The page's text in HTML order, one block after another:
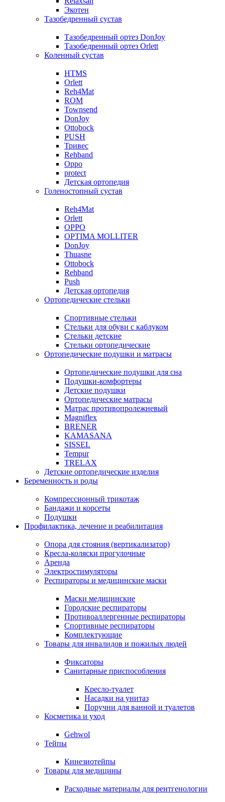
Экотен
Тазобедренный сустав
Тазобедренный ортез DonJoy
Тазобедренный ортез Orlett
Коленный сустав
HTMS
Orlett
Reh4Mat
ROM
Townsend
DonJoy
Ottobock
PUSH
Тривес
Rehband
Oppo
protect
Детская ортопедия
Голеностопный сустав
Reh4Mat
Orlett
OPPO
OPTIMA MOLLITER
DonJoy
Thuasne
Ottobock
Rehband
Push
Детская ортопедия
Ортопедические стельки
Спортивные стельки
Стельки для обуви с каблуком
Стельки детские
Стельки ортопедические
Ортопедические подушки и матрасы
Ортопедические подушки для сна
Подушки-комфортеры
Детские подушки
Ортопедические матрасы
Матрас противопролежневый
Magniflex
BRENER
KAMASANA
SISSEL
Tempur
TRELAX
Детские ортопедические изделия
Беременность и роды
Компрессионный трикотаж
Бандажи и корсеты
Подушки
Профилактика, лечение и реабилитация
Опора для стояния (вертикализатор)
Кресла-коляски прогулочные
Аренда
Электростимуляторы
Респираторы и медицинские маски
Маски медицинские
Городские респираторы
Противоаллергенные респираторы
Спортивные респираторы
Комплектующие
Товары для инвалидов и пожилых людей
Фиксаторы
Санитарные приспособления
Кресло-туалет
Насадки на унитаз
Поручни для ванной и туалетов
Косметика и уход
Gehwol
Тейпы
Кинезиотейпы
Товары для медицины
Расходные материалы для рентгенологии